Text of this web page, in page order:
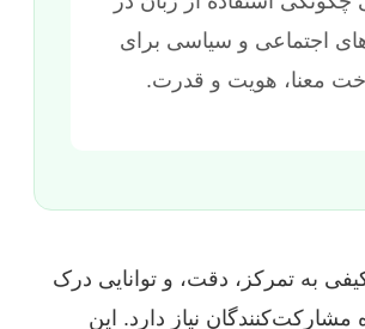
اجتماعی و سیاسی برای
معنا، هویت و قدرت.
به تمرکز، دقت، و توانایی درک
مشارکت‌کنندگان نیاز دارد. این